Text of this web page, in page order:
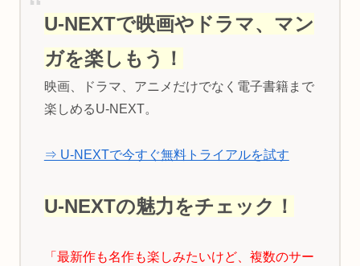
U-NEXTで映画やドラマ、マン
ガを楽しもう！
映画、ドラマ、アニメだけでなく電子書籍まで
楽しめるU-NEXT。
⇒ U-NEXTで今すぐ無料トライアルを試す
U-NEXTの魅力をチェック！
「最新作も名作も楽しみたいけど、複数のサー